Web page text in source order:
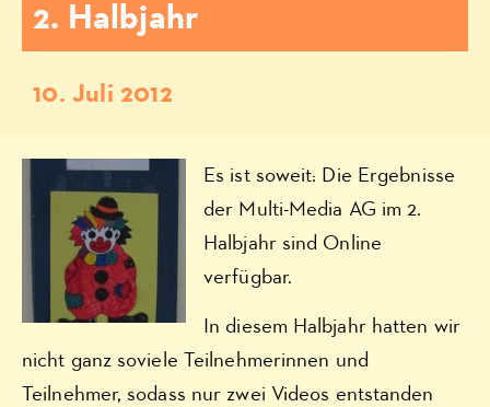
2. Halbjahr
10. Juli 2012
Es ist soweit: Die Ergebnisse
der Multi-Media AG im 2.
Halbjahr sind Online
verfügbar.
In diesem Halbjahr hatten wir
nicht ganz soviele Teilnehmerinnen und
Teilnehmer, sodass nur zwei Videos entstanden